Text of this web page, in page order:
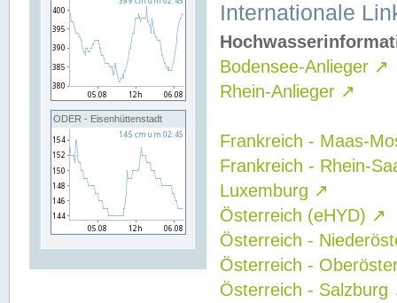
ODER - Eisenhüttenstadt
Internationale
Bodensee-Anlieger ↗
Rhein-Anlieger ↗
Frankreich - Maas-
Frankreich - Rhein-
Luxemburg ↗
Österreich (eHYD) ↗
Österreich -
Österreich -
Österreich - Salzburg